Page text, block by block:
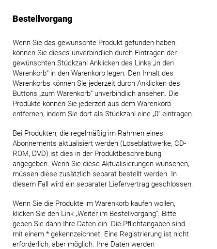
Bestellvorgang
Wenn Sie das gewünschte Produkt gefunden haben,
können Sie dieses unverbindlich durch Eintragen der
gewünschten Stückzahl Anklicken des Links „in den
Warenkorb“ in den Warenkorb legen. Den Inhalt des
Warenkorbs können Sie jederzeit durch Anklicken des
Buttons „zum Warenkorb“ unverbindlich ansehen. Die
Produkte können Sie jederzeit aus dem Warenkorb
entfernen, indem Sie dort als Stückzahl eine „0“ eintragen.
Bei Produkten, die regelmäßig im Rahmen eines
Abonnements aktualisiert werden (Loseblattwerke, CD-
ROM, DVD) ist dies in der Produktbeschreibung
angegeben. Wenn Sie diese Aktualisierungen wünschen,
müssen diese zusätzlich separat bestellt werden. In
diesem Fall wird ein separater Liefervertrag geschlossen.
Wenn Sie die Produkte im Warenkorb kaufen wollen,
klicken Sie den Link „Weiter im Bestellvorgang“. Bitte
geben Sie dann Ihre Daten ein. Die Pflichtangaben sind
mit einem * gekennzeichnet. Eine Registrierung ist nicht
erforderlich, aber möglich. Ihre Daten werden